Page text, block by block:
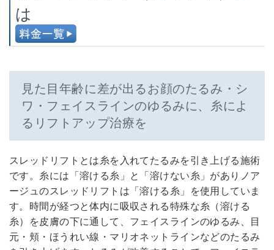
は
見た目年齢に差が出るお顔のたるみ・シ
ワ・フェイスラインのゆるみに、糸によ
るリフトアップ治療を
スレッドリフトとは糸を入れてたるみを引き上げる施術
です。糸には「溶ける糸」と「溶けない糸」がありノア
ージュのスレッドリフトは「溶ける糸」を使用していま
す。時間が経つと体内に吸収される特殊な糸（溶ける
糸）を皮膚の下に通して、フェイスラインのゆるみ、目
元・頬・ほうれい線・マリオネットラインなどのたるみ